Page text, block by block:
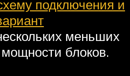
подключения и
меньших
блоков.